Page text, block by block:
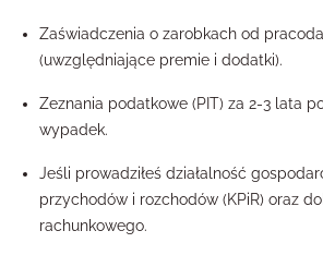
Zaświadczenia o zarobkach od
(uwzględniające premie i dodatki).
Zeznania podatkowe (PIT) za 2-3 lata
wypadek.
Jeśli prowadziłeś działalność
przychodów i rozchodów (KPiR) oraz
rachunkowego.